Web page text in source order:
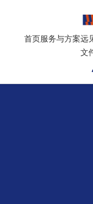
首页服务与方案远
文